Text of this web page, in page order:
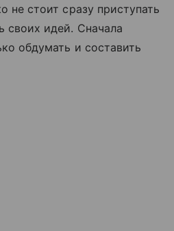
не стоит сразу приступать
своих идей. Сначала
обдумать и составить